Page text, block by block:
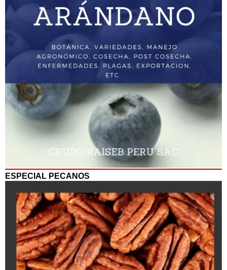
ESPECIAL PECANOS